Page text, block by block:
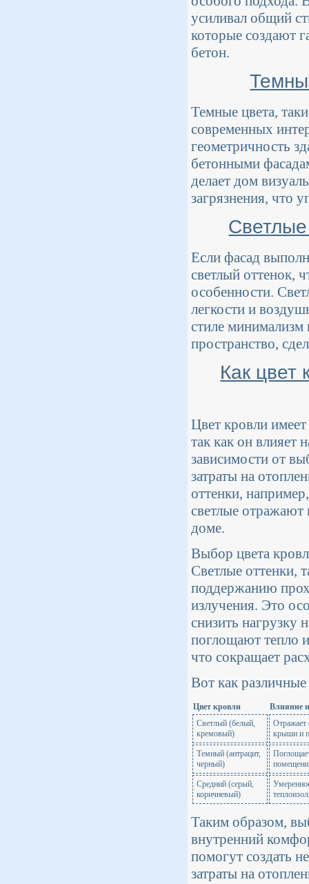
усиливал общий
которые создают
бетон.
Темные цвета,
современных
геометричность
бетонными
делает дом
загрязнения, что
Светлые
Если фасад
светлый оттенок,
особенности.
легкости и
стиле минимализм
пространство,
Как цвет
Цвет кровли
так как он влияет
зависимости от
затраты на
оттенки,
светлые отражают
доме.
Выбор цвета
Светлые оттенки,
поддержанию
излучения. Это
снизить нагрузку
поглощают тепло
что сокращает
Вот как
Цвет кровли
Влияние
Светлый (белый,
кремовый)
Отражает
крыши и
Темный (антрацит,
черный)
Средний (серый,
коричневый)
Таким образом,
внутренний
помогут создать
затраты на